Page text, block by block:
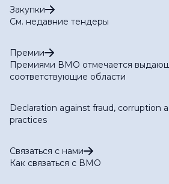
Закупки
См. недавние тендеры
Премии
Премиями ВМО отмечается
соответствующие области
Declaration against fraud, corruption
practices
Связаться с нами
Как связаться с ВМО